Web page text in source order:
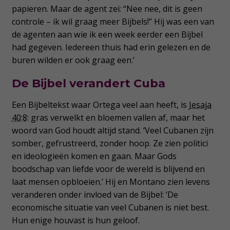
papieren. Maar de agent zei: “Nee nee, dit is geen
controle – ik wil graag meer Bijbels!” Hij was een van
de agenten aan wie ik een week eerder een Bijbel
had gegeven. Iedereen thuis had erin gelezen en de
buren wilden er ook graag een.’
De Bijbel verandert Cuba
Een Bijbeltekst waar Ortega veel aan heeft, is Jesaja
40:8: gras verwelkt en bloemen vallen af, maar het
woord van God houdt altijd stand. ‘Veel Cubanen zijn
somber, gefrustreerd, zonder hoop. Ze zien politici
en ideologieën komen en gaan. Maar Gods
boodschap van liefde voor de wereld is blijvend en
laat mensen opbloeien.’ Hij en Montano zien levens
veranderen onder invloed van de Bijbel: ‘De
economische situatie van veel Cubanen is niet best.
Hun enige houvast is hun geloof.